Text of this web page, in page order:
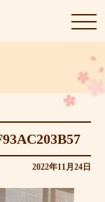
2022年11月24日